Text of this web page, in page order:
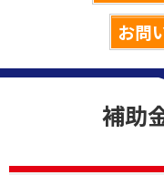
お問
補助